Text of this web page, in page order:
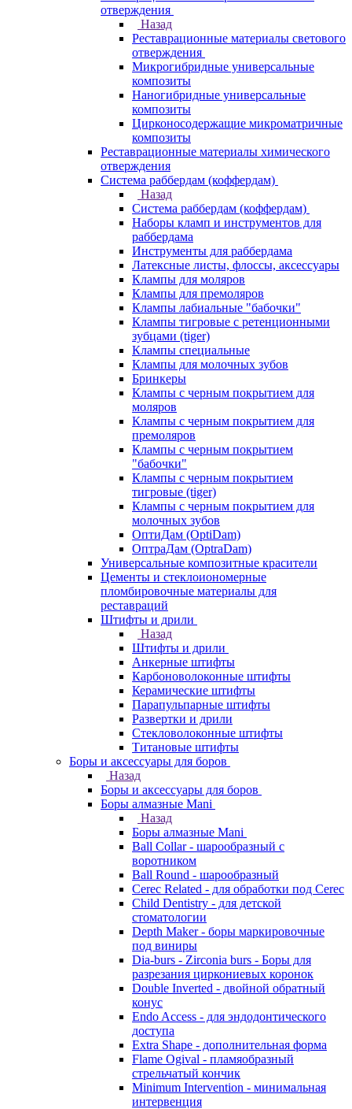
отверждения
Назад
Реставрационные материалы светового
отверждения
Микрогибридные универсальные
композиты
Наногибридные универсальные
композиты
Цирконосодержащие микроматричные
композиты
Реставрационные материалы химического
отверждения
Система раббердам (коффердам)
Назад
Система раббердам (коффердам)
Наборы кламп и инструментов для
раббердама
Инструменты для раббердама
Латексные листы, флоссы, аксессуары
Клампы для моляров
Клампы для премоляров
Клампы лабиальные "бабочки"
Клампы тигровые с ретенционными
зубцами (tiger)
Клампы специальные
Клампы для молочных зубов
Бринкеры
Клампы с черным покрытием для
моляров
Клампы с черным покрытием для
премоляров
Клампы с черным покрытием
"бабочки"
Клампы с черным покрытием
тигровые (tiger)
Клампы с черным покрытием для
молочных зубов
ОптиДам (OptiDam)
ОптраДам (OptraDam)
Универсальные композитные красители
Цементы и стеклоиономерные
пломбировочные материалы для
реставраций
Штифты и дрили
Назад
Штифты и дрили
Анкерные штифты
Карбоноволоконные штифты
Керамические штифты
Парапульпарные штифты
Развертки и дрили
Стекловолоконные штифты
Титановые штифты
Боры и аксессуары для боров
Назад
Боры и аксессуары для боров
Боры алмазные Mani
Назад
Боры алмазные Mani
Ball Collar - шарообразный c
воротником
Ball Round - шарообразный
Cerec Related - для обработки под Cerec
Child Dentistry - для детской
стоматологии
Depth Maker - боры маркировочные
под виниры
Dia-burs - Zirconia burs - Боры для
разрезания циркониевых коронок
Double Inverted - двойной обратный
конус
Endo Access - для эндодонтического
доступа
Extra Shape - дополнительная форма
Flame Ogival - пламяобразный
стрельчатый кончик
Minimum Intervention - минимальная
интервенция